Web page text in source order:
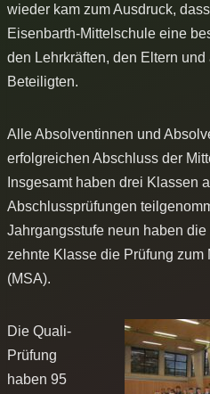
wieder kam zum Ausdruck,
Eisenbarth-Mittelschule eine
den Lehrkräften, den Eltern
Beteiligten.
Alle Absolventinnen und
erfolgreichen Abschluss der
Insgesamt haben drei Klassen
Abschlussprüfungen
Jahrgangsstufe neun haben
zehnte Klasse die Prüfung
(MSA).
Die Quali-
Prüfung
haben 95